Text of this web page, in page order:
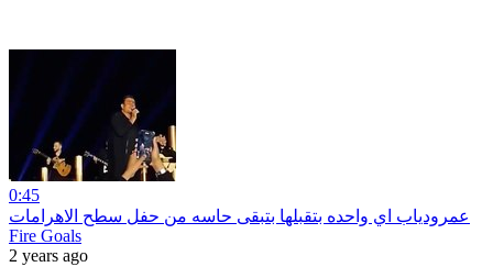
0:45
عمرودياب اي واحده بتقبلها بتبقى حاسه من حفل سطح الاهرامات
Fire Goals
2 years ago